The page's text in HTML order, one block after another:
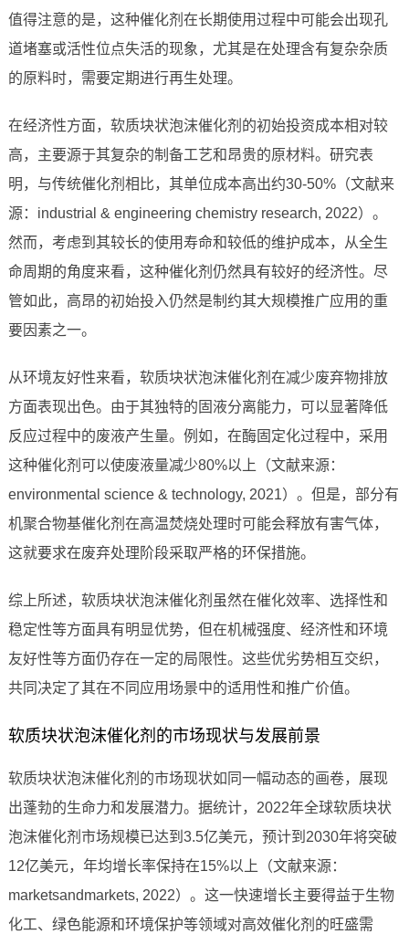
值得注意的是，这种催化剂在长期使用过程中可能会出现孔
道堵塞或活性位点失活的现象，尤其是在处理含有复杂杂质
的原料时，需要定期进行再生处理。
在经济性方面，软质块状泡沫催化剂的初始投资成本相对较
高，主要源于其复杂的制备工艺和昂贵的原材料。研究表
明，与传统催化剂相比，其单位成本高出约30-50%（文献来
源：industrial & engineering chemistry research, 2022）。
然而，考虑到其较长的使用寿命和较低的维护成本，从全生
命周期的角度来看，这种催化剂仍然具有较好的经济性。尽
管如此，高昂的初始投入仍然是制约其大规模推广应用的重
要因素之一。
从环境友好性来看，软质块状泡沫催化剂在减少废弃物排放
方面表现出色。由于其独特的固液分离能力，可以显著降低
反应过程中的废液产生量。例如，在酶固定化过程中，采用
这种催化剂可以使废液量减少80%以上（文献来源：
environmental science & technology, 2021）。但是，部分有
机聚合物基催化剂在高温焚烧处理时可能会释放有害气体，
这就要求在废弃处理阶段采取严格的环保措施。
综上所述，软质块状泡沫催化剂虽然在催化效率、选择性和
稳定性等方面具有明显优势，但在机械强度、经济性和环境
友好性等方面仍存在一定的局限性。这些优劣势相互交织，
共同决定了其在不同应用场景中的适用性和推广价值。
软质块状泡沫催化剂的市场现状与发展前景
软质块状泡沫催化剂的市场现状如同一幅动态的画卷，展现
出蓬勃的生命力和发展潜力。据统计，2022年全球软质块状
泡沫催化剂市场规模已达到3.5亿美元，预计到2030年将突破
12亿美元，年均增长率保持在15%以上（文献来源：
marketsandmarkets, 2022）。这一快速增长主要得益于生物
化工、绿色能源和环境保护等领域对高效催化剂的旺盛需